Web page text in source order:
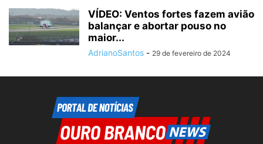
VÍDEO: Ventos fortes fazem avião
balançar e abortar pouso no
maior...
AdrianoSantos - 29 de fevereiro de 2024